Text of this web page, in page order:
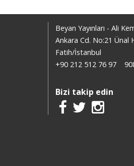
Beyan Yayınları - Ali
Ankara Cd. No:21 Ünal
Fatih/İstanbul
+90 212 512 76 97
Bizi takip edin